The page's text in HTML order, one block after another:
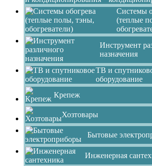
Системы
(теплые
Инструмент
назначения
ТВ и
оборудование
Крепеж
Хозтовары
Бытовые
Инженерная